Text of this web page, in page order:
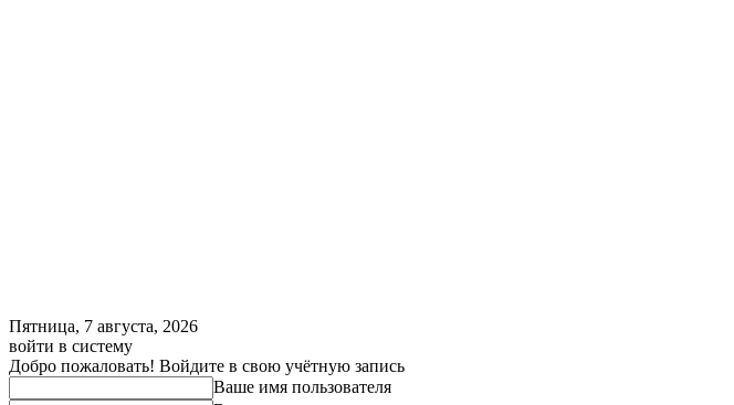
Пятница, 7 августа, 2026
войти в систему
Добро пожаловать! Войдите в свою учётную запись
Ваше имя пользователя